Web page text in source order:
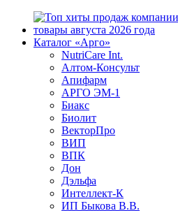
Каталог «Арго»
NutriCare Int.
Алтом-Консульт
Апифарм
АРГО ЭМ-1
Биакс
Биолит
ВекторПро
ВИП
ВПК
Дон
Дэльфа
Интеллект-К
ИП Быкова В.В.